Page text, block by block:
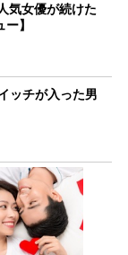
気女優が続けた
】
ッチが入った男